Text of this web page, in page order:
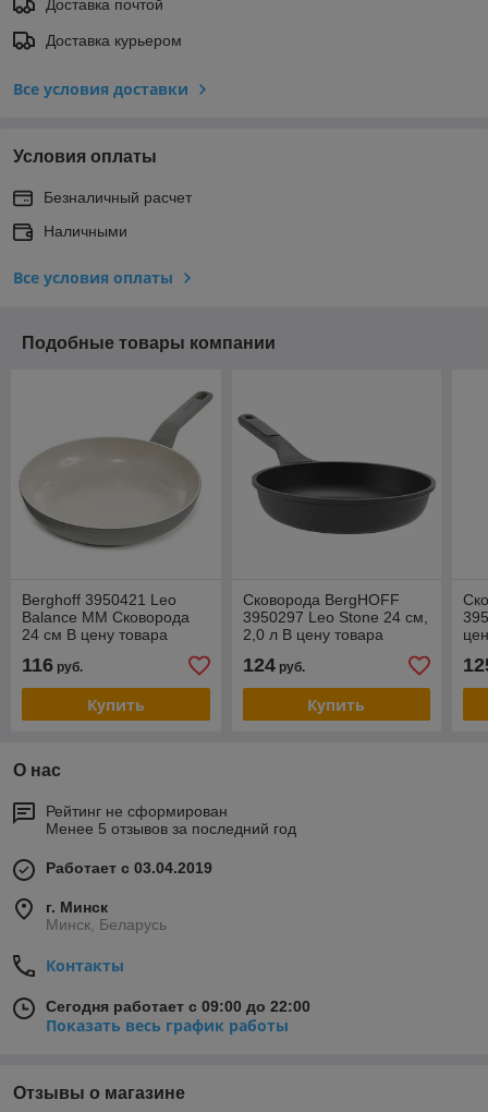
Доставка почтой
Доставка курьером
Все условия доставки
Условия оплаты
Безналичный расчет
Наличными
Все условия оплаты
Подобные товары компании
Berghoff 3950421 Leo
Balance MM Сковорода
24 см В цену товара
Минску
116 руб.
Купить
Сковорода BergHOFF
3950297 Leo Stone 24 см,
2,0 л В цену товара
Минску. Фирменная
гаран
124руб.
Купить
О нас
Рейтинг не сформирован
Менее 5 отзывов за последний год
Работает с 03.04.2019
г. Минск
Минск, Беларусь
Контакты
Сегодня работает с 09:00 до 22:00
Показать весь график работы
Отзывы о магазине